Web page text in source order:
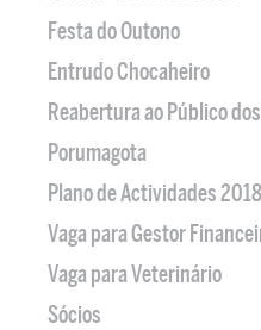
Festa do Outono
Entrudo Chocaheiro
Reabertura ao Público
Porumagota
Plano de Actividades 2018
Vaga para Gestor
Vaga para Veterinário
Sócios